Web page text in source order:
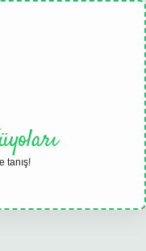
tanış!